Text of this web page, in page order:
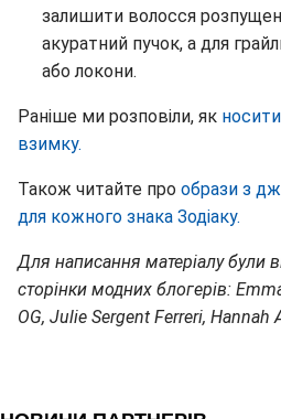
залишити волосся
акуратний пучок, а для
або локони.
Раніше ми розповіли, як
взимку.
Також читайте про образи з
для кожного знака Зодіаку.
Для написання матеріалу були
сторінки модних блогерів:
OG, Julie Sergent Ferreri, Hannah